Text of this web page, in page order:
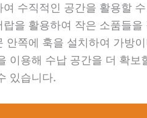
수직적인 공간을 활용할
을 활용하여 작은 소품들
쪽에 훅을 설치하여 가방
이용해 수납 공간을 더 확보
있습니다.